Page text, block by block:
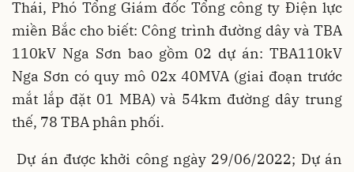
Thái, Phó Tổng Giám đốc Tổng công ty Điện lực
miền Bắc cho biết: Công trình đường dây và TBA
110kV Nga Sơn bao gồm 02 dự án: TBA110kV
Nga Sơn có quy mô 02x 40MVA (giai đoạn trước
mắt lắp đặt 01 MBA) và 54km đường dây trung
thế, 78 TBA phân phối.
Dự án được khởi công ngày 29/06/2022; Dự án